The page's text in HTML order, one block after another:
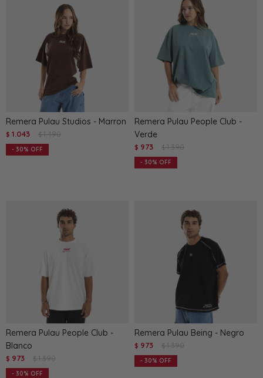
Remera Pulau Studios - Marron
$ 1.043 $ 1.490
30
Remera Pulau People Club -
Verde
$ 973 $ 1.390
30
Remera Pulau People Club -
Blanco
$ 973 $ 1.390
30
Remera Pulau Being - Negro
$ 973 $ 1.390
30